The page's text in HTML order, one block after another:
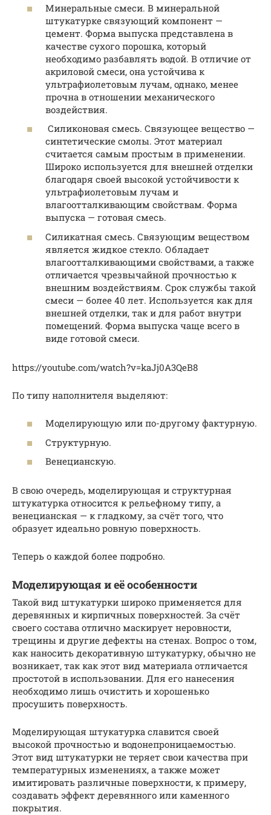
Минеральные смеси. В минеральной
штукатурке связующий компонент —
цемент. Форма выпуска представлена в
качестве сухого порошка, который
необходимо разбавлять водой. В отличие от
акриловой смеси, она устойчива к
ультрафиолетовым лучам, однако, менее
прочна в отношении механического
воздействия.
Силиконовая смесь. Связующее вещество —
синтетические смолы. Этот материал
считается самым простым в применении.
Широко используется для внешней отделки
благодаря своей высокой устойчивости к
ультрафиолетовым лучам и
влагоотталкивающим свойствам. Форма
выпуска — готовая смесь.
Силикатная смесь. Связующим веществом
является жидкое стекло. Обладает
влагоотталкивающими свойствами, а также
отличается чрезвычайной прочностью к
внешним воздействиям. Срок службы такой
смеси — более 40 лет. Используется как для
внешней отделки, так и для работ внутри
помещений. Форма выпуска чаще всего в
виде готовой смеси.
https://youtube.com/watch?v=kaJj0A3QeB8
По типу наполнителя выделяют:
Моделирующую или по-другому фактурную.
Структурную.
Венецианскую.
В свою очередь, моделирующая и структурная
штукатурка относится к рельефному типу, а
венецианская — к гладкому, за счёт того, что
образует идеально ровную поверхность.
Теперь о каждой более подробно.
Моделирующая и её особенности
Такой вид штукатурки широко применяется для
деревянных и кирпичных поверхностей. За счёт
своего состава отлично маскирует неровности,
трещины и другие дефекты на стенах. Вопрос о том,
как наносить декоративную штукатурку, обычно не
возникает, так как этот вид материала отличается
простотой в использовании. Для его нанесения
необходимо лишь очистить и хорошенько
просушить поверхность.
Моделирующая штукатурка славится своей
высокой прочностью и водонепроницаемостью.
Этот вид штукатурки не теряет свои качества при
температурных изменениях, а также может
имитировать различные поверхности, к примеру,
создавать эффект деревянного или каменного
покрытия.